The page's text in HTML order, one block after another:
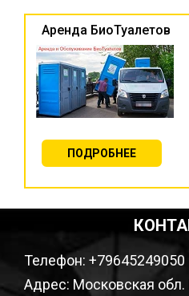
Аренда БиоТуалетов
ПОДРОБНЕЕ
Телефон: +79645249050
Адрес: Московская обл.